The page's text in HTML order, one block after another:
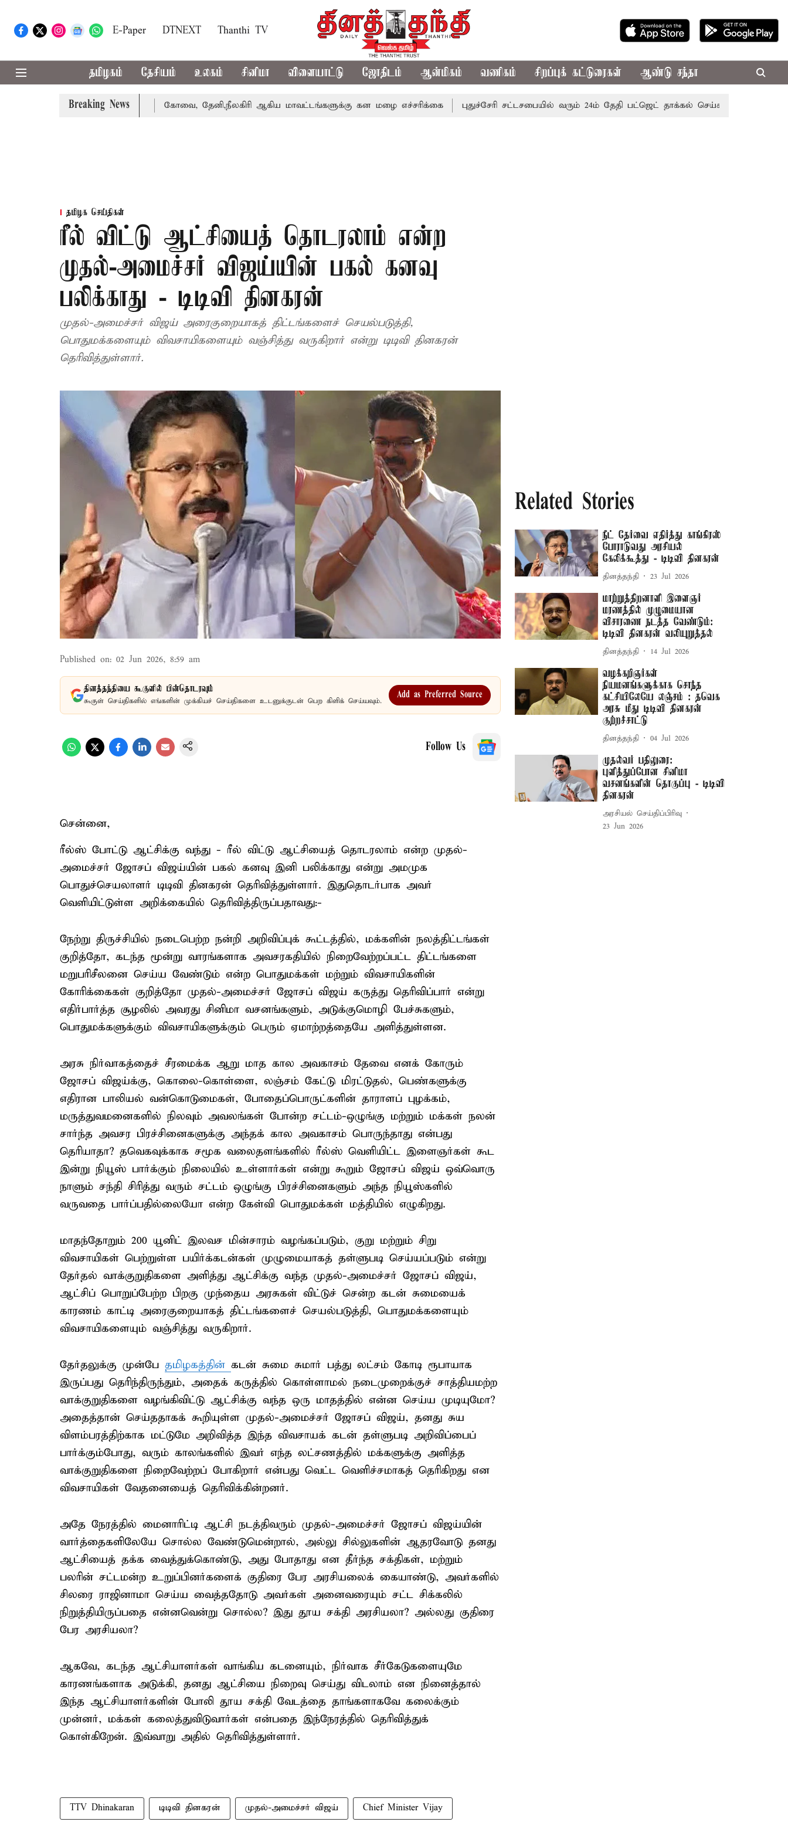
E-Paper DTNEXT Thanthi TV
தமிழகம் தேசியம் உலகம் சினிமா விளையாட்டு ஜோதிடம் ஆன்மிகம் வணிகம் சிறப்புக் கட்டுரைகள் ஆண்டு சந்தா
Breaking News
வாபஸ் பெற்றார் சங்கீதா கோவை, தேனி,நீலகிரி ஆகிய மாவட்டங்களுக்கு கன மழை எச்சரிக்கை புதுச்சேரி சட்டசபையில் வரும் 24ம் தேதி பட்ஜெட் தாக்கல் செய்கிறார் முதல்-அமைச்சர்
தமிழக செய்திகள்
ரீல் விட்டு ஆட்சியைத் தொடரலாம் என்ற
முதல்-அமைச்சர் விஜய்யின் பகல் கனவு
பலிக்காது - டிடிவி தினகரன்
முதல்-அமைச்சர் விஜய் அரைகுறையாகத் திட்டங்களைச் செயல்படுத்தி,
பொதுமக்களையும் விவசாயிகளையும் வஞ்சித்து வருகிறார் என்று டிடிவி தினகரன்
தெரிவித்துள்ளார்.
Published on: 02 Jun 2026, 8:59 am
தினத்தந்தியை கூகுளில் பின்தொடரவும்
கூகுள் செய்திகளில் எங்களின் முக்கியச் செய்திகளை உடனுக்குடன் பெற கிளிக் செய்யவும்.
Add as Preferred Source
Follow Us
சென்னை,
ரீல்ஸ் போட்டு ஆட்சிக்கு வந்து - ரீல் விட்டு ஆட்சியைத் தொடரலாம் என்ற முதல்-
அமைச்சர் ஜோசப் விஜய்யின் பகல் கனவு இனி பலிக்காது என்று அமமுக
பொதுச்செயலாளர் டிடிவி தினகரன் தெரிவித்துள்ளார். இதுதொடர்பாக அவர்
வெளியிட்டுள்ள அறிக்கையில் தெரிவித்திருப்பதாவது:-
நேற்று திருச்சியில் நடைபெற்ற நன்றி அறிவிப்புக் கூட்டத்தில், மக்களின் நலத்திட்டங்கள்
குறித்தோ, கடந்த மூன்று வாரங்களாக அவசரகதியில் நிறைவேற்றப்பட்ட திட்டங்களை
மறுபரிசீலனை செய்ய வேண்டும் என்ற பொதுமக்கள் மற்றும் விவசாயிகளின்
கோரிக்கைகள் குறித்தோ முதல்-அமைச்சர் ஜோசப் விஜய் கருத்து தெரிவிப்பார் என்று
எதிர்பார்த்த சூழலில் அவரது சினிமா வசனங்களும், அடுக்குமொழி பேச்சுகளும்,
பொதுமக்களுக்கும் விவசாயிகளுக்கும் பெரும் ஏமாற்றத்தையே அளித்துள்ளன.
அரசு நிர்வாகத்தைச் சீரமைக்க ஆறு மாத கால அவகாசம் தேவை எனக் கோரும்
ஜோசப் விஜய்க்கு, கொலை-கொள்ளை, லஞ்சம் கேட்டு மிரட்டுதல், பெண்களுக்கு
எதிரான பாலியல் வன்கொடுமைகள், போதைப்பொருட்களின் தாராளப் புழக்கம்,
மருத்துவமனைகளில் நிலவும் அவலங்கள் போன்ற சட்டம்-ஒழுங்கு மற்றும் மக்கள் நலன்
சார்ந்த அவசர பிரச்சினைகளுக்கு அந்தக் கால அவகாசம் பொருந்தாது என்பது
தெரியாதா? தவெகவுக்காக சமூக வலைதளங்களில் ரீல்ஸ் வெளியிட்ட இளைஞர்கள் கூட
இன்று நியூஸ் பார்க்கும் நிலையில் உள்ளார்கள் என்று கூறும் ஜோசப் விஜய் ஒவ்வொரு
நாளும் சந்தி சிரித்து வரும் சட்டம் ஒழுங்கு பிரச்சினைகளும் அந்த நியூஸ்களில்
வருவதை பார்ப்பதில்லையோ என்ற கேள்வி பொதுமக்கள் மத்தியில் எழுகிறது.
மாதந்தோறும் 200 யூனிட் இலவச மின்சாரம் வழங்கப்படும், குறு மற்றும் சிறு
விவசாயிகள் பெற்றுள்ள பயிர்க்கடன்கள் முழுமையாகத் தள்ளுபடி செய்யப்படும் என்று
தேர்தல் வாக்குறுதிகளை அளித்து ஆட்சிக்கு வந்த முதல்-அமைச்சர் ஜோசப் விஜய்,
ஆட்சிப் பொறுப்பேற்ற பிறகு முந்தைய அரசுகள் விட்டுச் சென்ற கடன் சுமையைக்
காரணம் காட்டி அரைகுறையாகத் திட்டங்களைச் செயல்படுத்தி, பொதுமக்களையும்
விவசாயிகளையும் வஞ்சித்து வருகிறார்.
தேர்தலுக்கு முன்பே தமிழகத்தின் கடன் சுமை சுமார் பத்து லட்சம் கோடி ரூபாயாக
இருப்பது தெரிந்திருந்தும், அதைக் கருத்தில் கொள்ளாமல் நடைமுறைக்குச் சாத்தியமற்ற
வாக்குறுதிகளை வழங்கிவிட்டு ஆட்சிக்கு வந்த ஒரு மாதத்தில் என்ன செய்ய முடியுமோ?
அதைத்தான் செய்ததாகக் கூறியுள்ள முதல்-அமைச்சர் ஜோசப் விஜய், தனது சுய
விளம்பரத்திற்காக மட்டுமே அறிவித்த இந்த விவசாயக் கடன் தள்ளுபடி அறிவிப்பைப்
பார்க்கும்போது, வரும் காலங்களில் இவர் எந்த லட்சணத்தில் மக்களுக்கு அளித்த
வாக்குறுதிகளை நிறைவேற்றப் போகிறார் என்பது வெட்ட வெளிச்சமாகத் தெரிகிறது என
விவசாயிகள் வேதனையைத் தெரிவிக்கின்றனர்.
அதே நேரத்தில் மைனாரிட்டி ஆட்சி நடத்திவரும் முதல்-அமைச்சர் ஜோசப் விஜய்யின்
வார்த்தைகளிலேயே சொல்ல வேண்டுமென்றால், அல்லு சில்லுகளின் ஆதரவோடு தனது
ஆட்சியைத் தக்க வைத்துக்கொண்டு, அது போதாது என தீர்ந்த சக்திகள், மற்றும்
பலரின் சட்டமன்ற உறுப்பினர்களைக் குதிரை பேர அரசியலைக் கையாண்டு, அவர்களில்
சிலரை ராஜினாமா செய்ய வைத்ததோடு அவர்கள் அனைவரையும் சட்ட சிக்கலில்
நிறுத்தியிருப்பதை என்னவென்று சொல்ல? இது தூய சக்தி அரசியலா? அல்லது குதிரை
பேர அரசியலா?
ஆகவே, கடந்த ஆட்சியாளர்கள் வாங்கிய கடனையும், நிர்வாக சீர்கேடுகளையுமே
காரணங்களாக அடுக்கி, தனது ஆட்சியை நிறைவு செய்து விடலாம் என நினைத்தால்
இந்த ஆட்சியாளர்களின் போலி தூய சக்தி வேடத்தை தாங்களாகவே கலைக்கும்
முன்னர், மக்கள் கலைத்துவிடுவார்கள் என்பதை இந்நேரத்தில் தெரிவித்துக்
கொள்கிறேன். இவ்வாறு அதில் தெரிவித்துள்ளார்.
TTV Dhinakaran டிடிவி தினகரன் முதல்-அமைச்சர் விஜய் Chief Minister Vijay
Related Stories
நீட் தேர்வை எதிர்த்து காங்கிரஸ்
போராடுவது அரசியல்
கேலிக்கூத்து - டிடிவி தினகரன்
தினத்தந்தி 23 Jul 2026
மாற்றுத்திறனாளி இளைஞர்
மரணத்தில் முழுமையான
விசாரணை நடத்த வேண்டும்:
டிடிவி தினகரன் வலியுறுத்தல்
தினத்தந்தி 14 Jul 2026
வழக்கறிஞர்கள்
நியமனங்களுக்காக சொந்த
கட்சியிலேயே லஞ்சம் : தவெக
அரசு மீது டிடிவி தினகரன்
குற்றச்சாட்டு
தினத்தந்தி 04 Jul 2026
முதல்வர் பதிலுரை:
புளித்துப்போன சினிமா
வசனங்களின் தொகுப்பு - டிடிவி
தினகரன்
அரசியல் செய்திப்பிரிவு
23 Jun 2026